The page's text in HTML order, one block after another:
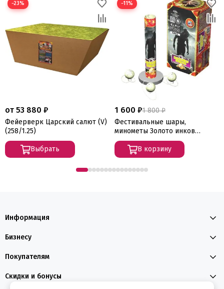
−23%
от 53 880 ₽
Фейерверк Царский салют (V)
(258/1.25)
Выбрать
−11%
1 600 ₽1 800 ₽
Фестивальные шары,
минометы Золото инков
(6/1.75) 08003
В корзину
Информация
Бизнесу
Покупателям
Скидки и бонусы